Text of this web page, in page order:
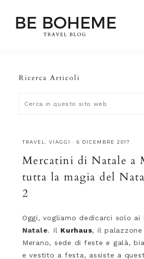
Ricerca Articoli
TRAVEL VIAGGI · 6 DICEMBRE 2017
Mercatini di Natale a
tutta la magia del
2
Oggi, vogliamo dedicarci solo ai
Natale. Il Kurhaus, il
Merano, sede di feste e galà,
e vestito a festa, assiste a